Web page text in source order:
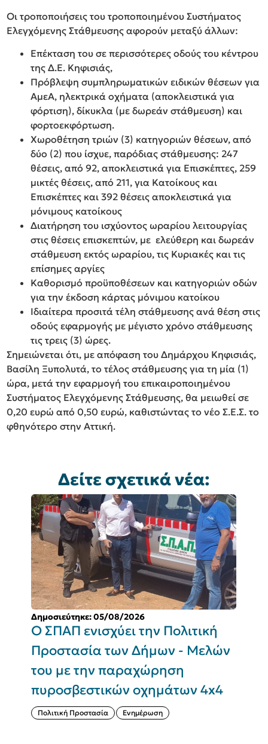
Οι τροποποιήσεις του τροποποιημένου Συστήματος
Ελεγχόμενης Στάθμευσης αφορούν μεταξύ άλλων:
Επέκταση του σε περισσότερες οδούς του κέντρου
της Δ.Ε. Κηφισιάς,
Πρόβλεψη συμπληρωματικών ειδικών θέσεων για
ΑμεΑ, ηλεκτρικά οχήματα (αποκλειστικά για
φόρτιση), δίκυκλα (με δωρεάν στάθμευση) και
φορτοεκφόρτωση.
Χωροθέτηση τριών (3) κατηγοριών θέσεων, από
δύο (2) που ίσχυε, παρόδιας στάθμευσης: 247
θέσεις, από 92, αποκλειστικά για Επισκέπτες, 259
μικτές θέσεις, από 211, για Κατοίκους και
Επισκέπτες και 392 θέσεις αποκλειστικά για
μόνιμους κατοίκους
Διατήρηση του ισχύοντος ωραρίου λειτουργίας
στις θέσεις επισκεπτών, με ελεύθερη και δωρεάν
στάθμευση εκτός ωραρίου, τις Κυριακές και τις
επίσημες αργίες
Καθορισμό προϋποθέσεων και κατηγοριών οδών
για την έκδοση κάρτας μόνιμου κατοίκου
Ιδιαίτερα προσιτά τέλη στάθμευσης ανά θέση στις
οδούς εφαρμογής με μέγιστο χρόνο στάθμευσης
τις τρεις (3) ώρες.
Σημειώνεται ότι, με απόφαση του Δημάρχου Κηφισιάς,
Βασίλη Ξυπολυτά, το τέλος στάθμευσης για τη μία (1)
ώρα, μετά την εφαρμογή του επικαιροποιημένου
Συστήματος Ελεγχόμενης Στάθμευσης, θα μειωθεί σε
0,20 ευρώ από 0,50 ευρώ, καθιστώντας το νέο Σ.Ε.Σ. το
φθηνότερο στην Αττική.
Δείτε σχετικά νέα:
Δημοσιεύτηκε: 05/08/2026
Ο ΣΠΑΠ ενισχύει την Πολιτική
Προστασία των Δήμων - Μελών
του με την παραχώρηση
πυροσβεστικών οχημάτων 4x4
Πολιτική Προστασία Ενημέρωση